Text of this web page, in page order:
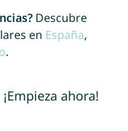
Descubre
en España,
.
ahora!